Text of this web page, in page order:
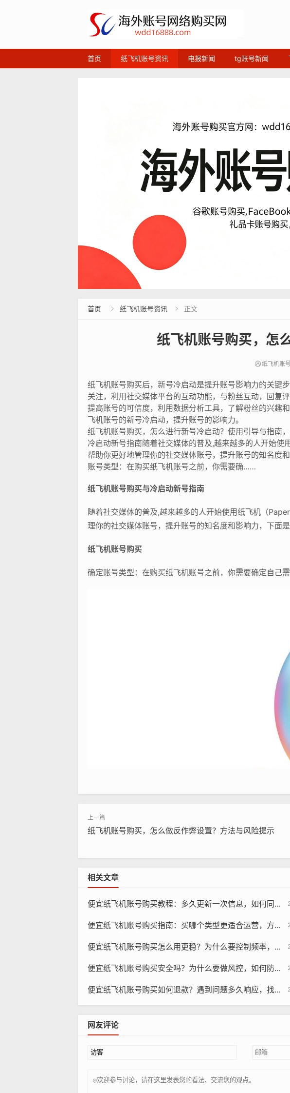
首页 纸飞机账号资讯 电报新闻 tg账号新闻
首页  纸飞机账号资讯  正文
纸飞机账号购买，怎
纸飞机账
纸飞机账号购买后，新号冷启动是提升账号影响力的关键
关注，利用社交媒体平台的互动功能，与粉丝互动，回复
提高账号的可信度，利用数据分析工具，了解粉丝的兴趣
飞机账号的新号冷启动，提升账号的影响力。
纸飞机账号购买，怎么进行新号冷启动？使用引导与指南
冷启动新号指南随着社交媒体的普及,越来越多的人开始
帮助你更好地管理你的社交媒体账号，提升账号的知名度
账号类型：在购买纸飞机账号之前，你需要确……
纸飞机账号购买与冷启动新号指南
随着社交媒体的普及,越来越多的人开始使用纸飞机（
理你的社交媒体账号，提升账号的知名度和影响力，下面
纸飞机账号购买
确定账号类型：在购买纸飞机账号之前，你需要确定自己
纸飞机账号购买, 在线
选择可靠的卖家：在购买纸飞机账号时，你需要选择一个
付款方式：在购买纸飞机账号时，你需要选择一个安全的
纸飞机账号购买，怎么做反作弊设置？方法与风险提示
相关文章
便宜纸飞机账号购买教程：多久更新一次信息，如何同步设备
便宜纸飞机账号购买指南：买哪个类型更适合运营，方法是什么
便宜纸飞机账号购买怎么用更稳？为什么要控制频率，方法有哪些
便宜纸飞机账号购买安全吗？为什么要做风控，如何防封禁
便宜纸飞机账号购买如何退款？遇到问题多久响应，找谁处理
网友评论